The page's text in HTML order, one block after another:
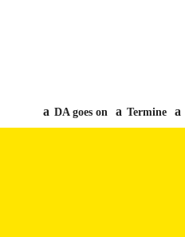
DA goes on Termine